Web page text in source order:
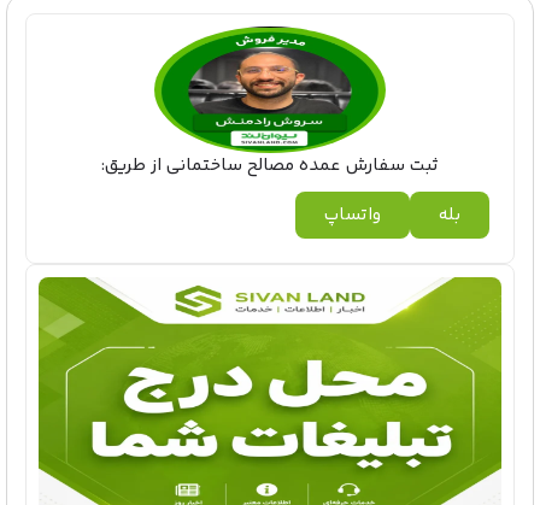
ثبت سفارش عمده مصالح ساختمانی از طریق:
بله
واتساپ